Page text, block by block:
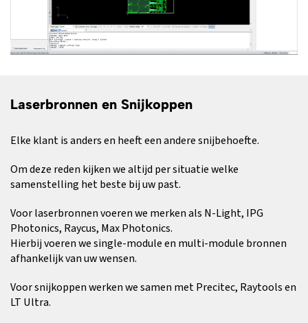
Laserbronnen en Snijkoppen
Elke klant is anders en heeft een andere snijbehoefte.
Om deze reden kijken we altijd per situatie welke
samenstelling het beste bij uw past.
Voor laserbronnen voeren we merken als N-Light, IPG
Photonics, Raycus, Max Photonics.
Hierbij voeren we single-module en multi-module bronnen
afhankelijk van uw wensen.
Voor snijkoppen werken we samen met Precitec, Raytools en
LT Ultra.